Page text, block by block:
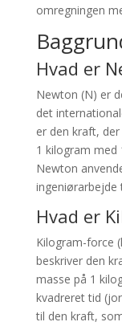
omregningen
Hvad er
Newton (N) er
det
er den kraft,
1 kilogram med
Newton
Hvad er
Kilogram-force
beskriver den
masse på 1
kvadreret tid
til den kraft,